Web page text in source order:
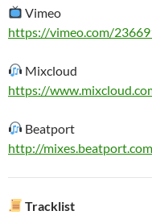
Vimeo
https://vimeo.com/
Mixcloud
https://
Beatport
http://
Tracklist